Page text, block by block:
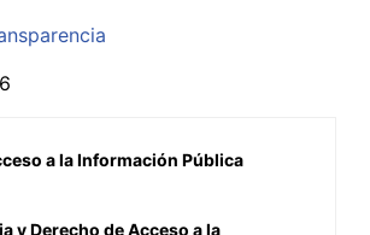
a la Información Pública
y Derecho de Acceso a la